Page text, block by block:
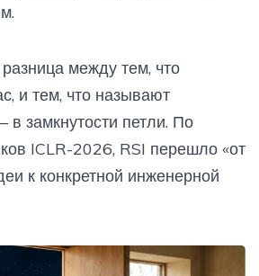
между тем, что
и тем, что называют
замкнутости петли. По
ICLR-2026, RSI перешло «от
к конкретной инженерной